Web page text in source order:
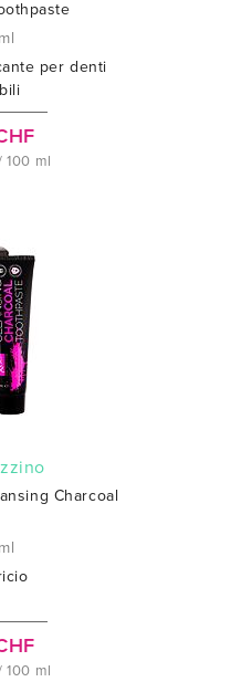
per denti
100 ml
Charcoal
100 ml